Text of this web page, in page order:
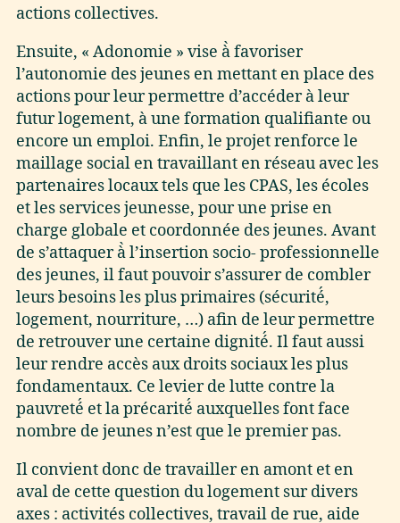
actions collectives.
Ensuite, « Adonomie » vise à̀ favoriser
l’autonomie des jeunes en mettant en place des
actions pour leur permettre d’accéder à leur
futur logement, à une formation qualifiante ou
encore un emploi. Enfin, le projet renforce le
maillage social en travaillant en réseau avec les
partenaires locaux tels que les CPAS, les écoles
et les services jeunesse, pour une prise en
charge globale et coordonnée des jeunes. Avant
de s’attaquer à̀ l’insertion socio- professionnelle
des jeunes, il faut pouvoir s’assurer de combler
leurs besoins les plus primaires (sécurité́,
logement, nourriture, …) afin de leur permettre
de retrouver une certaine dignité́. Il faut aussi
leur rendre accès aux droits sociaux les plus
fondamentaux. Ce levier de lutte contre la
pauvreté́ et la précarité́ auxquelles font face
nombre de jeunes n’est que le premier pas.
Il convient donc de travailler en amont et en
aval de cette question du logement sur divers
axes : activités collectives, travail de rue, aide